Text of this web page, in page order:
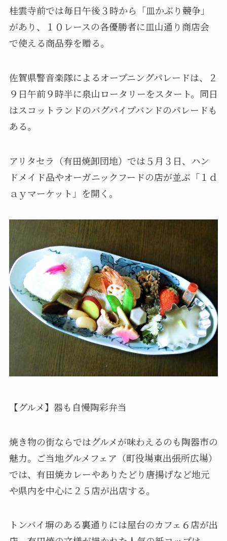
桂雲寺前では毎日午後３時から「皿かぶり競争」
があり、１０レースの各優勝者に皿山通り商店会
で使える商品券を贈る。
佐賀県警音楽隊によるオープニングパレードは、２
９日午前９時半に泉山ロータリーをスタート。同日
はスコットランドのバグパイプバンドのパレードも
ある。
アリタセラ（有田焼卸団地）では５月３日、ハン
ドメイド品やオーガニックフードの店が並ぶ「１ｄ
ａｙマーケット」を開く。
【グルメ】器も自慢陶彩弁当
焼き物の街ならではグルメが味わえるのも陶器市の
魅力。ご当地グルメフェア（町役場東出張所広場）
では、有田焼カレーやありたどり唐揚げなど地元
や県内を中心に２５店が出店する。
トンバイ塀のある裏通りには屋台のカフェ６店が出